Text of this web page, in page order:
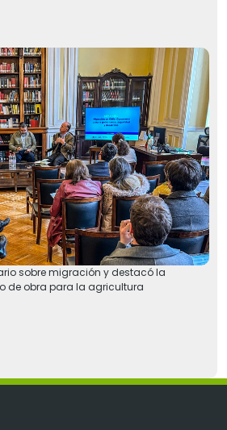
sobre migración y destacó la
de obra para la agricultura